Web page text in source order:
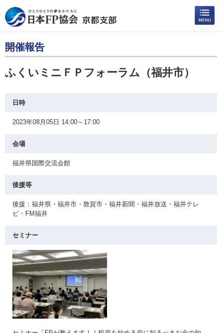
開催報告
ふくいミニＦＰフォーラム（福井市）
日時
2023年08月05日 14:00～17:00
会場
福井県国際交流会館
後援等
後援：福井県・福井市・敦賀市・福井新聞・福井放送・福井テレ
ビ・FM福井
セミナー